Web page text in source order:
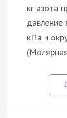
кг азота
давление
кПа и